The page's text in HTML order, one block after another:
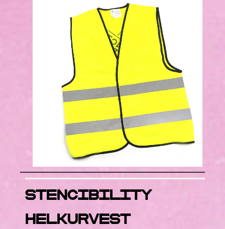
STENCIBILITY
helkurvest